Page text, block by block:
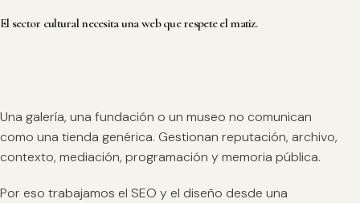
El sector cultural necesita una web que respete el matiz.
Una galería, una fundación o un museo no comunican
como una tienda genérica. Gestionan reputación, archivo,
contexto, mediación, programación y memoria pública.
Por eso trabajamos el SEO y el diseño desde una